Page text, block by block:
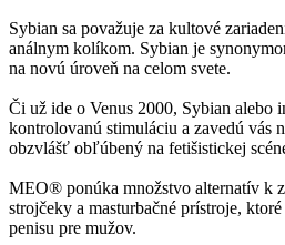
Sybian sa považuje za kultové
análnym kolíkom. Sybian je
na novú úroveň na celom svete.
Či už ide o Venus 2000, Sybian alebo
kontrolovanú stimuláciu a zavedú vás
obzvlášť obľúbený na fetišistickej
MEO® ponúka množstvo alternatív k
strojčeky a masturbačné prístroje,
penisu pre mužov.